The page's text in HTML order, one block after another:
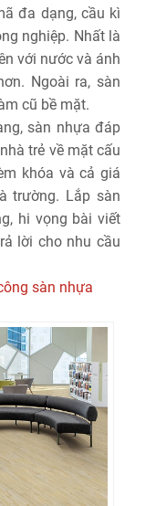
đa dạng, cầu kì
nghiệp. Nhất là
với nước và ánh
Ngoài ra, sàn
cũ bề mặt.
sàn nhựa đáp
trẻ về mặt cấu
khóa và cả giá
trường. Lắp sàn
hi vọng bài viết
lời cho nhu cầu
sàn nhựa